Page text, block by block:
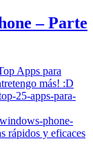
– Parte
Apps para
más! :D
25-apps-para-
phone-
rápidos y eficaces